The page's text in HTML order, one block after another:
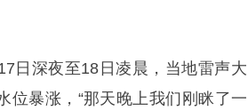
日深夜至18日凌晨，当地雷声大
位暴涨，“那天晚上我们刚眯了一